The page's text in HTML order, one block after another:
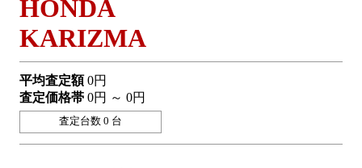
HONDA
KARIZMA
平均査定額0円
査定価格帯 0円 ～ 0円
査定台数 0 台